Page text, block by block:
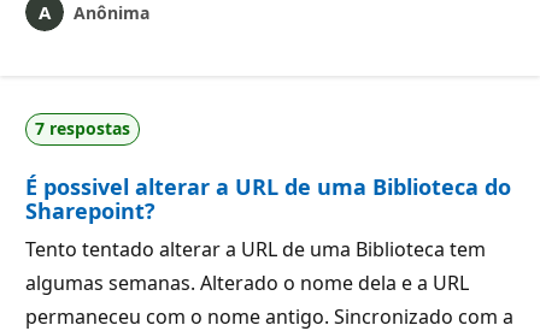
Anônima
7 respostas
É possivel alterar a URL de uma Biblioteca do
Sharepoint?
Tento tentado alterar a URL de uma Biblioteca tem
algumas semanas. Alterado o nome dela e a URL
permaneceu com o nome antigo. Sincronizado com a